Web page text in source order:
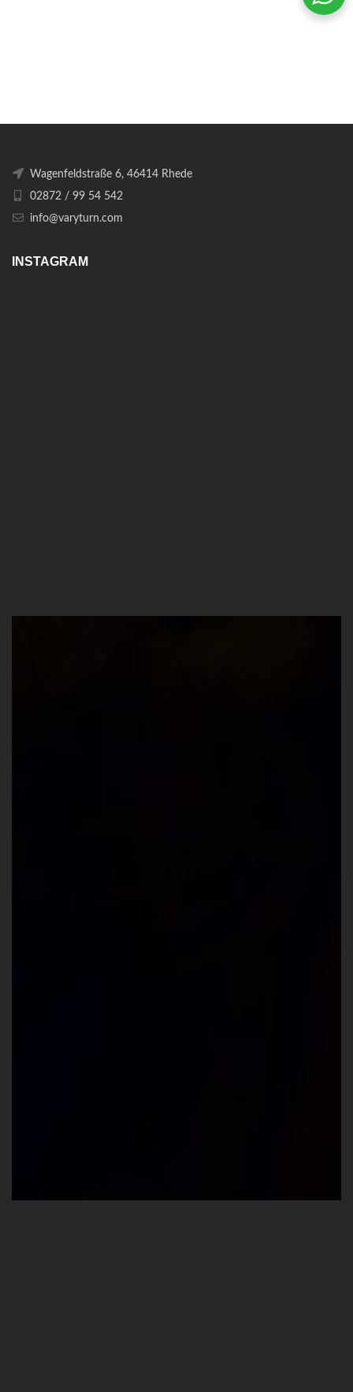
Wagenfeldstraße 6, 46414 Rhede
02872 / 99 54 542
info@varyturn.com
INSTAGRAM